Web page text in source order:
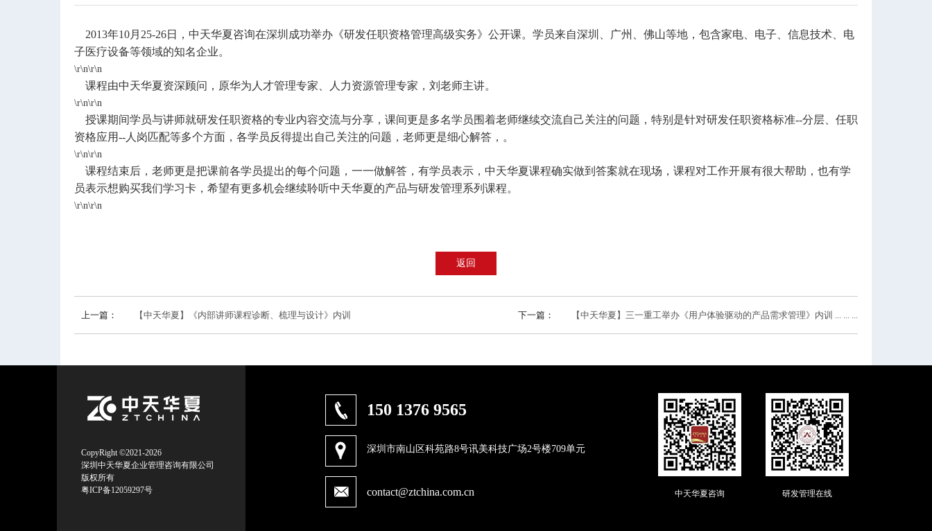
2013年10月 25-26日，中天华夏咨询在深圳成功举办《研发任职资格管理高级实务》公开课。学员来自深圳、广州、佛山等地，包含家电、电子、信息技术、电
子医疗设备等领域的知名企业。
\r\n\r\n
课程由中天华夏资深顾问，原华为人才管理专家、人力资源管理专家，刘老师主讲。
\r\n\r\n
授课期间学员与讲师就研发任职资格的专业内容交流与分享，课间更是多名学员围着老师继续交流自己关注的问题，特别是针对研发任职资格标准--分层、任职
资格应用--人岗匹配等多个方面，各学员反得提出自己关注的问题，老师更是细心解答，。
\r\n\r\n
课程结束后，老师更是把课前各学员提出的每个问题，一一做解答，有学员表示，中天华夏课程确实做到答案就在现场，课程对工作开展有很大帮助，也有学
员表示想购买我们学习卡，希望有更多机会继续聆听中天华夏的产品与研发管理系列课程。
\r\n\r\n
返回
上一篇： 【中天华夏】《内部讲师课程诊断、梳理与设计》内训 下一篇： 【中天华夏】三一重工举办《用户体验驱动的产品需求管理》内训 ... ... ...
CopyRight ©2021-2026
深圳中天华夏企业管理咨询有限公司
版权所有
粤ICP备12059297号
150 1376 9565
深圳市南山区科苑路8号讯美科技广场2号楼709单元
contact@ztchina.com.cn 中天华夏咨询 研发管理在线